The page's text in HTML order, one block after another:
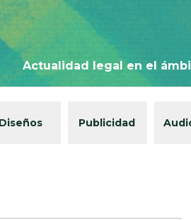
Actualidad legal en el
Diseños Publicidad